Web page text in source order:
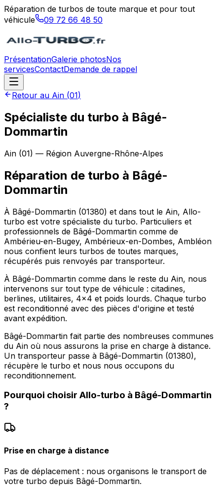
Réparation de turbos de toute marque et pour tout
véhicule
09 72 66 48 50
PrésentationGalerie photosNos
servicesContactDemande de rappel
Retour au Ain (01)
Spécialiste du turbo à Bâgé-
Dommartin
Ain (01) — Région Auvergne-Rhône-Alpes
Réparation de turbo à Bâgé-
Dommartin
À Bâgé-Dommartin (01380) et dans tout le Ain, Allo-
turbo est votre spécialiste du turbo. Particuliers et
professionnels de Bâgé-Dommartin comme de
Ambérieu-en-Bugey, Ambérieux-en-Dombes, Ambléon
nous confient leurs turbos de toutes marques,
récupérés puis renvoyés par transporteur.
À Bâgé-Dommartin comme dans le reste du Ain, nous
intervenons sur tout type de véhicule : citadines,
berlines, utilitaires, 4x4 et poids lourds. Chaque turbo
est reconditionné avec des pièces d'origine et testé
avant expédition.
Bâgé-Dommartin fait partie des nombreuses communes
du Ain où nous assurons la prise en charge à distance.
Un transporteur passe à Bâgé-Dommartin (01380),
récupère le turbo et nous nous occupons du
reconditionnement.
Pourquoi choisir Allo-turbo à Bâgé-Dommartin
?
Prise en charge à distance
Pas de déplacement : nous organisons le transport de
votre turbo depuis Bâgé-Dommartin.